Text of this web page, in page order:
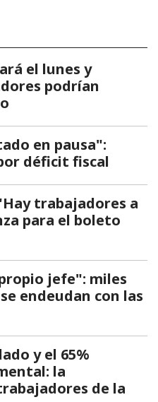
el lunes y
podrían
en pausa":
déficit fiscal
trabajadores a
para el boleto
jefe": miles
endeudan con las
y el 65%
la
de la